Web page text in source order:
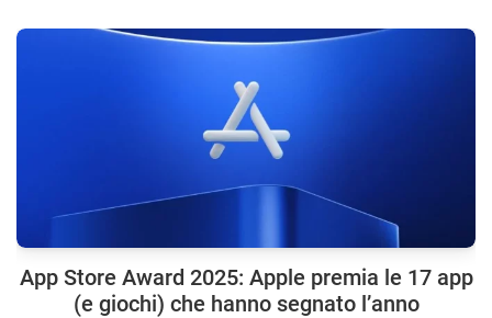
App Store Award 2025: Apple premia le 17 app
(e giochi) che hanno segnato l’anno